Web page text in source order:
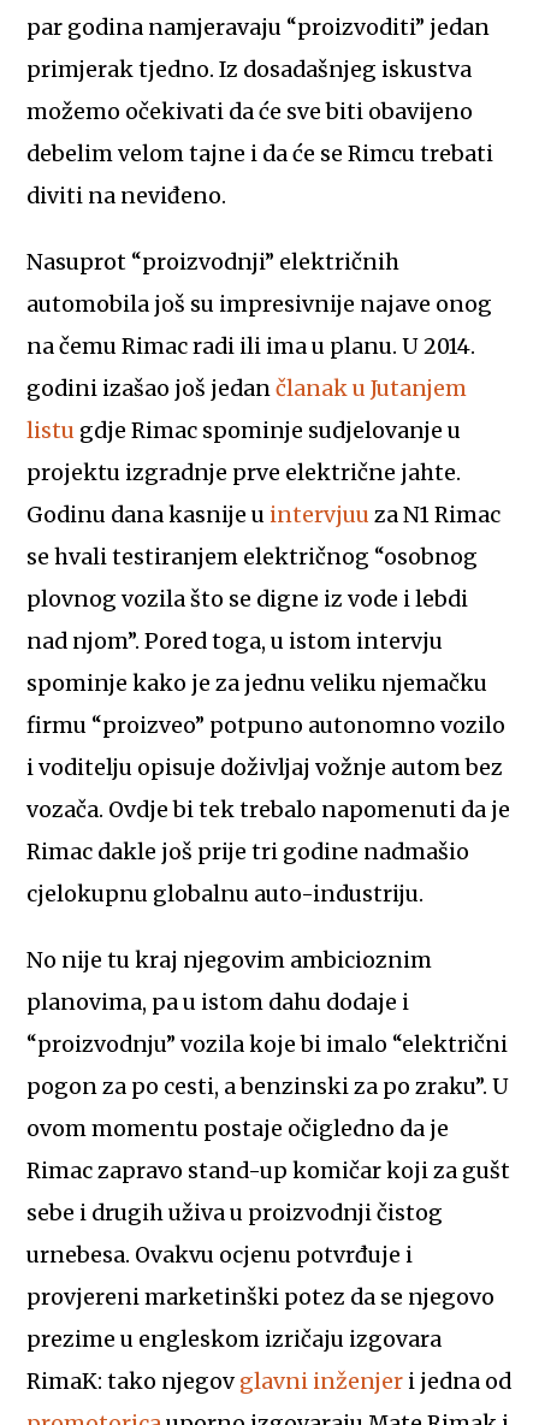
par godina namjeravaju “proizvoditi” jedan
primjerak tjedno. Iz dosadašnjeg iskustva
možemo očekivati da će sve biti obavijeno
debelim velom tajne i da će se Rimcu trebati
diviti na neviđeno.
Nasuprot “proizvodnji” električnih
automobila još su impresivnije najave onog
na čemu Rimac radi ili ima u planu. U 2014.
godini izašao još jedančlanak u Jutanjem
listu gdje Rimac spominje sudjelovanje u
projektu izgradnje prve električne jahte.
Godinu dana kasnije u intervjuu za N1 Rimac
se hvali testiranjem električnog “osobnog
plovnog vozila što se digne iz vode i lebdi
nad njom”. Pored toga, u istom intervju
spominje kako je za jednu veliku njemačku
firmu “proizveo” potpuno autonomno vozilo
i voditelju opisuje doživljaj vožnje autom bez
vozača. Ovdje bi tek trebalo napomenuti da je
Rimac dakle još prije tri godine nadmašio
cjelokupnu globalnu auto-industriju.
No nije tu kraj njegovim ambicioznim
planovima, pa u istom dahu dodaje i
“proizvodnju” vozila koje bi imalo “električni
pogon za po cesti, a benzinski za po zraku”. U
ovom momentu postaje očigledno da je
Rimac zapravo stand-up komičar koji za gušt
sebe i drugih uživa u proizvodnji čistog
urnebesa. Ovakvu ocjenu potvrđuje i
provjereni marketinški potez da se njegovo
prezime u engleskom izričaju izgovara
RimaK: tako njegov glavni inženjer i jedna od